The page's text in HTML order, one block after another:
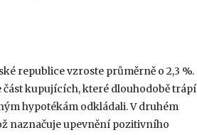
republice vzroste průměrně o 2,3 %.
kupujících, které dlouhodobě trápí
hypotékám odkládali. V druhém
naznačuje upevnění pozitivního